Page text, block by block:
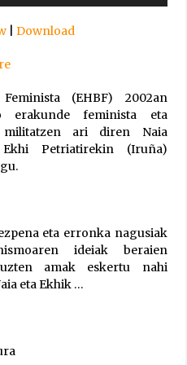
Iurretan Arrosa sarearen
| Download
(EHBF) 2002an
erakunde feminista eta
militatzen ari diren Naia
Petriatirekin (Iruña)
eta erronka nagusiak
ideiak beraien
amak eskertu nahi
eta Ekhik …